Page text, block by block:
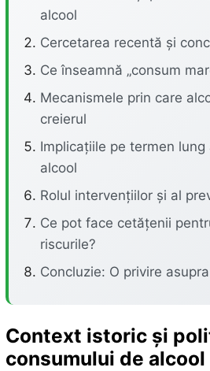
alcool
Cercetarea recentă și
Ce înseamnă „consum
Mecanismele prin care
creierul
Implicațiile pe termen
alcool
Rolul intervențiilor și al
Ce pot face cetățenii
riscurile?
Concluzie: O privire
Context istoric și
consumului de alcool